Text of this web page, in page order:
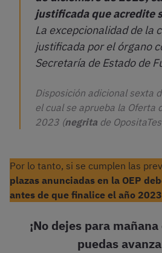
justificada que acredite
La excepcionalidad de la
justificada por el órgano
Secretaría de Estado de
Disposición adicional sexta
el cual se aprueba la Oferta
2023 (negrita de
Por lo tanto, si se cumplen las
plazas anunciadas en la OEP
antes de que finalice el año
¡No dejes para
puedas